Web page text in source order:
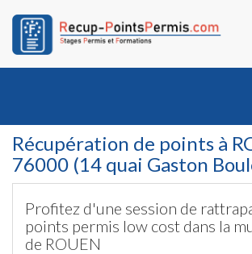
Récupération de points à
76000 (14 quai Gaston
Profitez d'une session de
points permis low cost dans la
de ROUEN